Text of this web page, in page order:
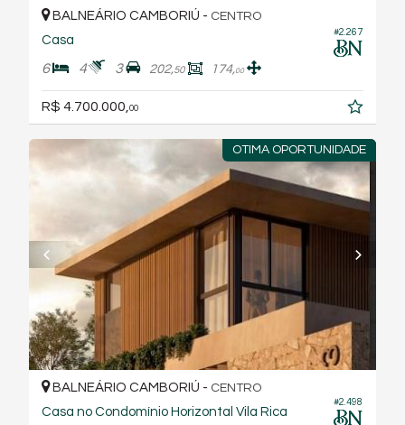
#2.267
BALNEÁRIO CAMBORIÚ - CENTRO
Casa
6 4 3 202,50 174,00
R$ 4.700.000,00
OTIMA OPORTUNIDADE
#2.498
BALNEÁRIO CAMBORIÚ - CENTRO
Casa no Condomínio Horizontal Vila Rica